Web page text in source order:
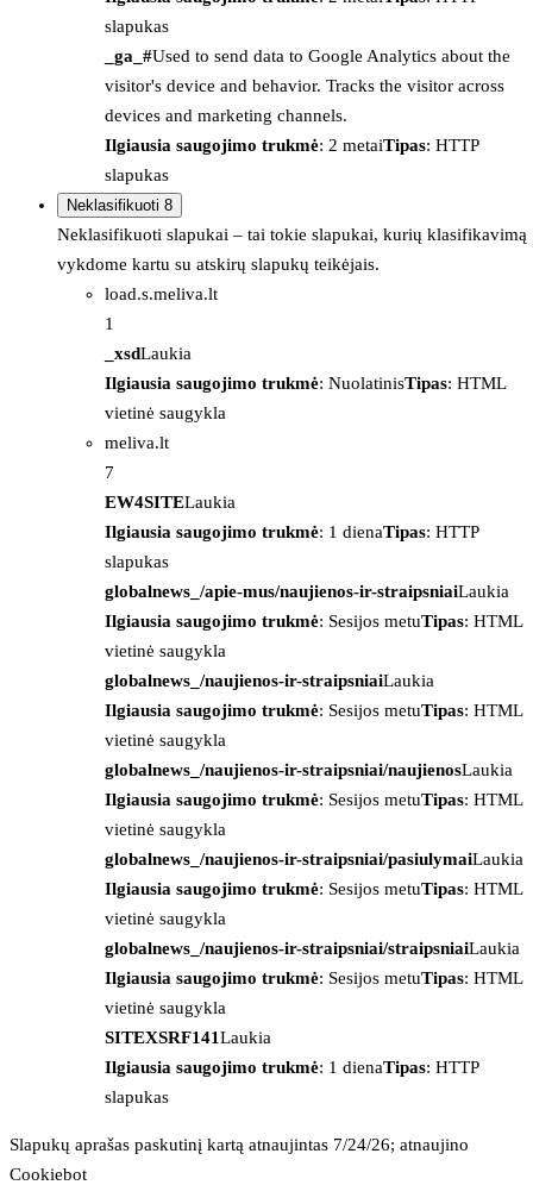
slapukas
_ga_#Used to send data to Google Analytics about the
visitor's device and behavior. Tracks the visitor across
devices and marketing channels.
Ilgiausia saugojimo trukmė: 2 metaiTipas: HTTP
slapukas
Neklasifikuoti 8
Neklasifikuoti slapukai – tai tokie slapukai, kurių klasifikavimą
vykdome kartu su atskirų slapukų teikėjais.
load.s.meliva.lt
1
_xsdLaukia
Ilgiausia saugojimo trukmė: NuolatinisTipas: HTML
vietinė saugykla
meliva.lt
7
EW4SITELaukia
Ilgiausia saugojimo trukmė: 1 dienaTipas: HTTP
slapukas
globalnews_/apie-mus/naujienos-ir-straipsniaiLaukia
Ilgiausia saugojimo trukmė: Sesijos metuTipas: HTML
vietinė saugykla
globalnews_/naujienos-ir-straipsniaiLaukia
Ilgiausia saugojimo trukmė: Sesijos metuTipas: HTML
vietinė saugykla
globalnews_/naujienos-ir-straipsniai/naujienosLaukia
Ilgiausia saugojimo trukmė: Sesijos metuTipas: HTML
vietinė saugykla
globalnews_/naujienos-ir-straipsniai/pasiulymaiLaukia
Ilgiausia saugojimo trukmė: Sesijos metuTipas: HTML
vietinė saugykla
globalnews_/naujienos-ir-straipsniai/straipsniaiLaukia
Ilgiausia saugojimo trukmė: Sesijos metuTipas: HTML
vietinė saugykla
SITEXSRF141Laukia
Ilgiausia saugojimo trukmė: 1 dienaTipas: HTTP
slapukas
Slapukų aprašas paskutinį kartą atnaujintas 7/24/26; atnaujino
Cookiebot